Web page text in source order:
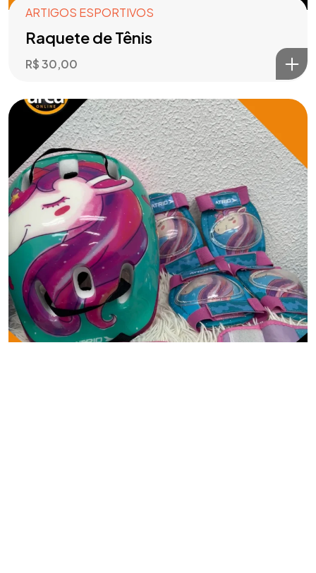
ARTIGOS ESPORTIVOS
Raquete de Tênis
R$30,00